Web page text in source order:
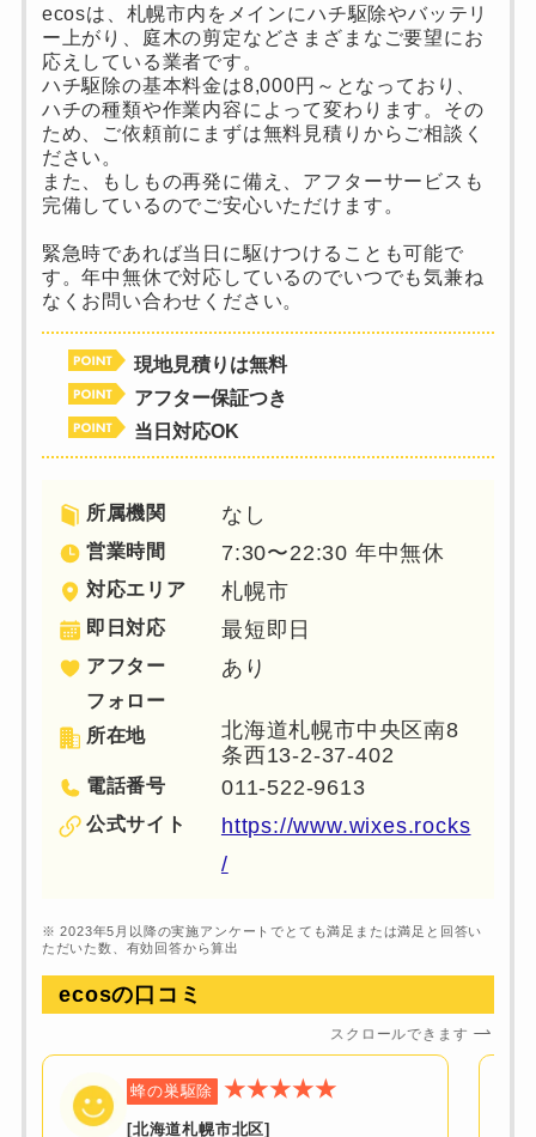
ecosは、札幌市内をメインにハチ駆除やバッテリ
ー上がり、庭木の剪定などさまざまなご要望にお
応えしている業者です。
ハチ駆除の基本料金は8,000円～となっており、
ハチの種類や作業内容によって変わります。その
ため、ご依頼前にまずは無料見積りからご相談く
ださい。
また、もしもの再発に備え、アフターサービスも
完備しているのでご安心いただけます。
緊急時であれば当日に駆けつけることも可能で
す。年中無休で対応しているのでいつでも気兼ね
なくお問い合わせください。
現地見積りは無料
アフター保証つき
当日対応OK
所属機関 なし
営業時間 7:30〜22:30 年中無休
対応エリア 札幌市
即日対応 最短即日
アフター
フォロー
あり
所在地
北海道札幌市中央区南8
条西13-2-37-402
電話番号 011-522-9613
公式サイト
https://www.wixes.rocks
/
※ 2023年5月以降の実施アンケートでとても満足または満足と回答い
ただいた数、有効回答から算出
ecosの口コミ
スクロールできます
蜂の巣駆除 ★★★★★
[北海道札幌市北区]